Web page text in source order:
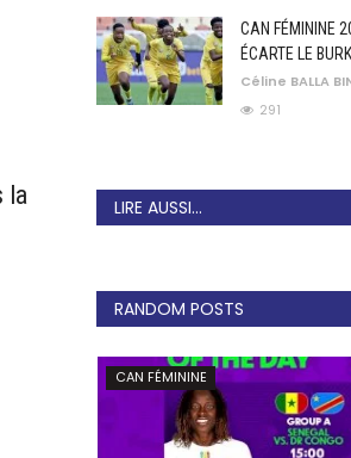
la
CAN FÉMININE
ÉCARTE LE
Céline BALLA
291
LIRE AUSSI...
RANDOM POSTS
CAN FÉMININE